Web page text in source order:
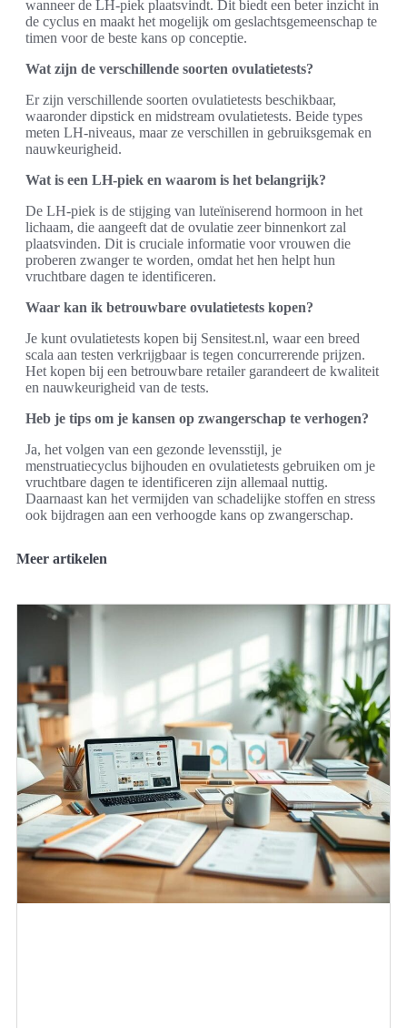
wanneer de LH-piek plaatsvindt. Dit biedt een beter inzicht in
de cyclus en maakt het mogelijk om geslachtsgemeenschap te
timen voor de beste kans op conceptie.
Wat zijn de verschillende soorten ovulatietests?
Er zijn verschillende soorten ovulatietests beschikbaar,
waaronder dipstick en midstream ovulatietests. Beide types
meten LH-niveaus, maar ze verschillen in gebruiksgemak en
nauwkeurigheid.
Wat is een LH-piek en waarom is het belangrijk?
De LH-piek is de stijging van luteïniserend hormoon in het
lichaam, die aangeeft dat de ovulatie zeer binnenkort zal
plaatsvinden. Dit is cruciale informatie voor vrouwen die
proberen zwanger te worden, omdat het hen helpt hun
vruchtbare dagen te identificeren.
Waar kan ik betrouwbare ovulatietests kopen?
Je kunt ovulatietests kopen bij Sensitest.nl, waar een breed
scala aan testen verkrijgbaar is tegen concurrerende prijzen.
Het kopen bij een betrouwbare retailer garandeert de kwaliteit
en nauwkeurigheid van de tests.
Heb je tips om je kansen op zwangerschap te verhogen?
Ja, het volgen van een gezonde levensstijl, je
menstruatiecyclus bijhouden en ovulatietests gebruiken om je
vruchtbare dagen te identificeren zijn allemaal nuttig.
Daarnaast kan het vermijden van schadelijke stoffen en stress
ook bijdragen aan een verhoogde kans op zwangerschap.
Meer artikelen